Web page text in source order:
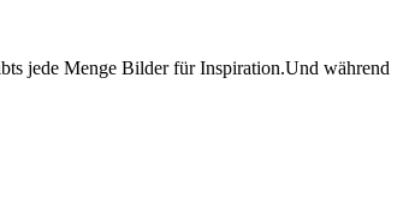
jede Menge Bilder für Inspiration.Und während